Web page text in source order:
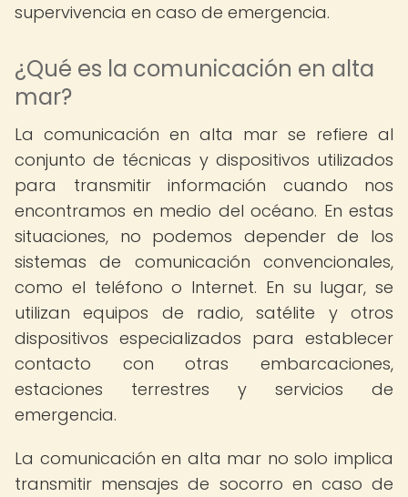
supervivencia en caso de emergencia.
¿Qué es la comunicación en alta
mar?
La comunicación en alta mar se refiere al
conjunto de técnicas y dispositivos utilizados
para transmitir información cuando nos
encontramos en medio del océano. En estas
situaciones, no podemos depender de los
sistemas de comunicación convencionales,
como el teléfono o Internet. En su lugar, se
utilizan equipos de radio, satélite y otros
dispositivos especializados para establecer
contacto con otras embarcaciones,
estaciones terrestres y servicios de
emergencia.
La comunicación en alta mar no solo implica
transmitir mensajes de socorro en caso de